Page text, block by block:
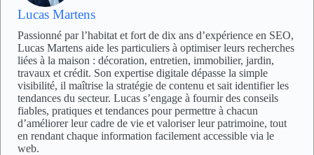
Lucas Martens
Passionné par l’habitat et fort de dix ans d’expérience en SEO,
Lucas Martens aide les particuliers à optimiser leurs recherches
liées à la maison : décoration, entretien, immobilier, jardin,
travaux et crédit. Son expertise digitale dépasse la simple
visibilité, il maîtrise la stratégie de contenu et sait identifier les
tendances du secteur. Lucas s’engage à fournir des conseils
fiables, pratiques et tendances pour permettre à chacun
d’améliorer leur cadre de vie et valoriser leur patrimoine, tout
en rendant chaque information facilement accessible via le
web.